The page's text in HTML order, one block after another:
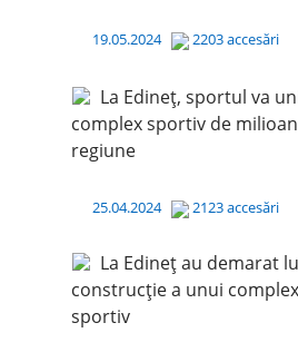
19.05.2024 2203 accesări
La Edineț, sportul va
complex sportiv de
regiune
25.04.2024 2123 accesări
La Edineț au demarat
construcție a unui
sportiv